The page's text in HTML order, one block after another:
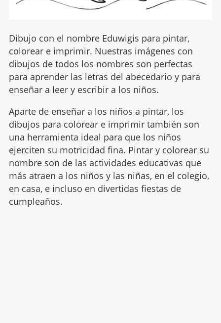
Dibujo con el nombre Eduwigis para pintar,
colorear e imprimir. Nuestras imágenes con
dibujos de todos los nombres son perfectas
para aprender las letras del abecedario y para
enseñar a leer y escribir a los niños.
Aparte de enseñar a los niños a pintar, los
dibujos para colorear e imprimir también son
una herramienta ideal para que los niños
ejerciten su motricidad fina. Pintar y colorear su
nombre son de las actividades educativas que
más atraen a los niños y las niñas, en el colegio,
en casa, e incluso en divertidas fiestas de
cumpleaños.